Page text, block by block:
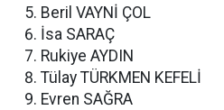
Beril VAYNİ ÇOL
İsa SARAÇ
Rukiye AYDIN
Tülay TÜRKMEN KEFELİ
Evren SAĞRA